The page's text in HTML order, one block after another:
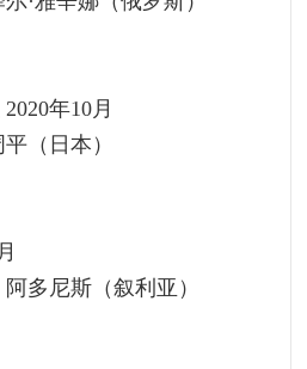
年10月
（日本）
多尼斯（叙利亚）